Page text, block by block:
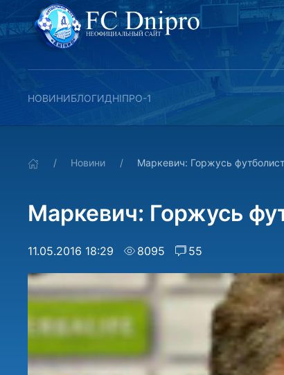
НОВИНИБЛОГИДНІПРО-1
Новини Маркевич: Горжусь
Маркевич: Горжусь
11.05.2016 18:29 8095 55